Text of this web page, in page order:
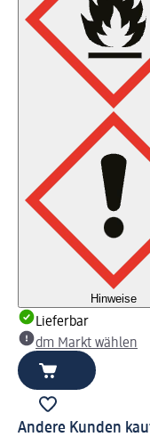
Hinweise
Lieferbar
dm Markt wählen
Andere Kunden